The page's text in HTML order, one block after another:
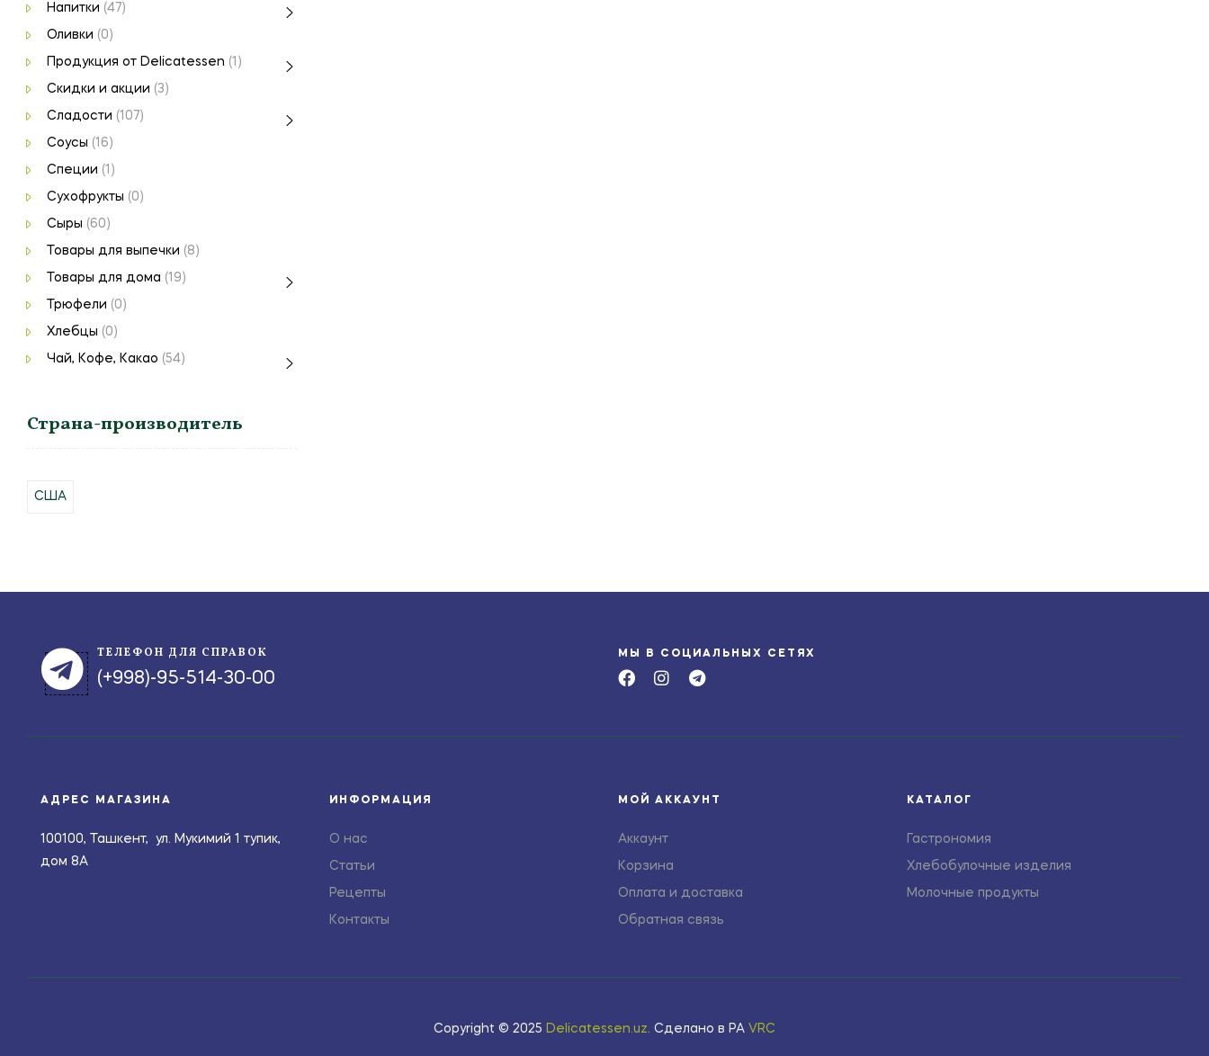
Напитки (47)
Оливки (0)
Продукция от Delicatessen (1)
Скидки и акции (3)
Сладости (107)
Соусы (16)
Специи (1)
Сухофрукты (0)
Сыры (60)
Товары для выпечки (8)
Товары для дома (19)
Трюфели (0)
Хлебцы (0)
Чай, Кофе, Какао (54)
Страна-производитель
США
ТЕЛЕФОН ДЛЯ СПРАВОК
(+998)-95-514-30-00
МЫ В СОЦИАЛЬНЫХ СЕТЯХ
АДРЕС МАГАЗИНА
100100, Ташкент, ул. Мукимий 1 тупик,
дом 8А
ИНФОРМАЦИЯ
О нас
Статьи
Рецепты
Контакты
МОЙ АККАУНТ
Аккаунт
Корзина
Оплата и доставка
Обратная связь
КАТАЛОГ
Гастрономия
Хлебобулочные изделия
Молочные продукты
Copyright © 2025 Delicatessen.uz Сделано в РА VRC